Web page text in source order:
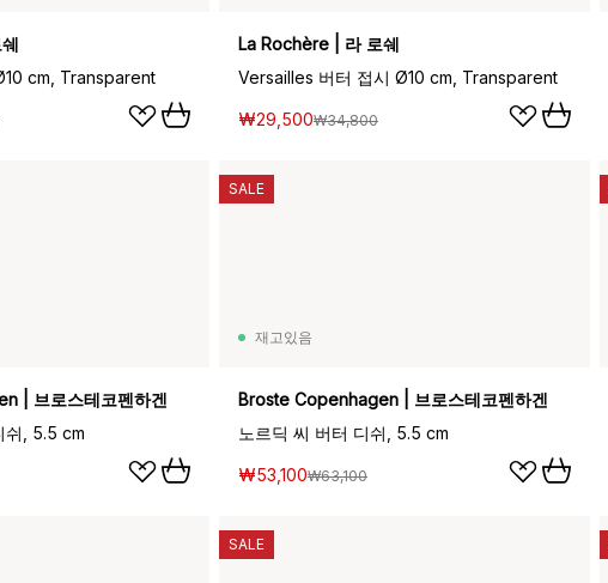
cm, Transparent
La Rochère | 라 로쉐
Versailles 버터 접시 Ø10 cm, Transparent
₩29,500₩34,800
| 브로스테코펜하겐
쉬, 5.5 cm
재고있음
Broste Copenhagen | 브로스테코펜하겐
노르딕 씨 버터 디쉬, 5.5 cm
₩53,100₩63,100
SALE
SALE